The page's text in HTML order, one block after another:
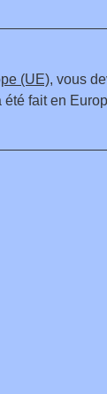
(UE), vous
fait en